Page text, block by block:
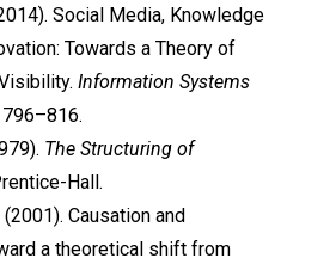
Social Media, Knowledge
Towards a Theory of
Information Systems
The Structuring of
Hall.
(2001). Causation and
a theoretical shift from